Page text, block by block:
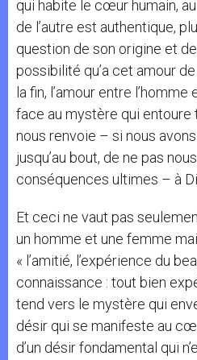
qui habite le cœur humain,
de l’autre est authentique,
question de son origine et
possibilité qu’a cet amour
la fin, l’amour entre
face au mystère qui entoure
nous renvoie – si nous
jusqu’au bout, de ne pas
conséquences ultimes – à
Et ceci ne vaut pas
un homme et une femme
« l’amitié, l’expérience du
connaissance : tout bien
tend vers le mystère qui
désir qui se manifeste au
d’un désir fondamental qui